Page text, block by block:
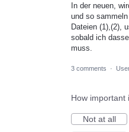
In der neuen,
und so
Dateien (1),(2),
sobald ich
muss.
3 comments ·
How important
Not at all